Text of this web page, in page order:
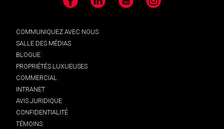
Facebook LinkedIn YouTube Instagram
COMMUNIQUEZ AVEC NOUS
SALLE DES MÉDIAS
BLOGUE
PROPRIÉTÉS LUXUEUSES
COMMERCIAL
INTRANET
AVIS JURIDIQUE
CONFIDENTIALITÉ
TÉMOINS